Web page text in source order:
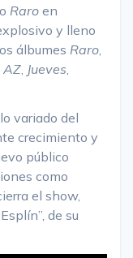
Raro en
y lleno
álbumes Raro
AZ Jueves
variado del
crecimiento y
público
como
el show,
de su